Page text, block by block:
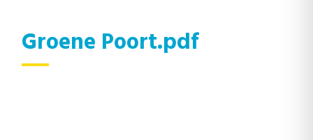
Groene Poort.pdf